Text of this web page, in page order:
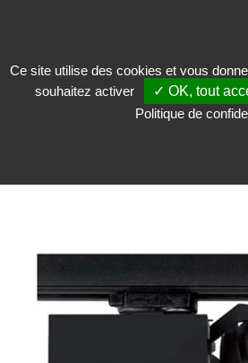
Exposer>Eclairage pour musée>Projecteur>
Ce site utilise des cookies et vous
souhaitez activer
✓ OK, tout
Politique de